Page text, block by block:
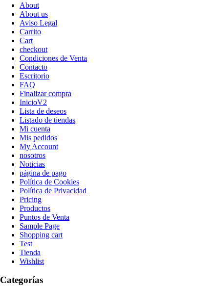
About
About us
Aviso Legal
Carrito
Cart
checkout
Condiciones de Venta
Contacto
Escritorio
FAQ
Finalizar compra
InicioV2
Lista de deseos
Listado de tiendas
Mi cuenta
Mis pedidos
My Account
nosotros
Noticias
página de pago
Política de Cookies
Política de Privacidad
Pricing
Productos
Puntos de Venta
Sample Page
Shopping cart
Test
Tienda
Wishlist
Categorías